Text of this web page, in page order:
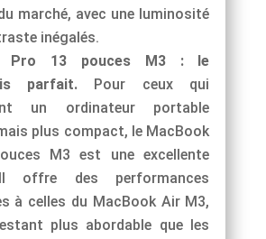
marché, avec une luminosité
inégalés.
Pro 13 pouces M3 : le
parfait. Pour ceux qui
un ordinateur portable
plus compact, le MacBook
M3 est une excellente
offre des performances
à celles du MacBook Air M3,
plus abordable que les